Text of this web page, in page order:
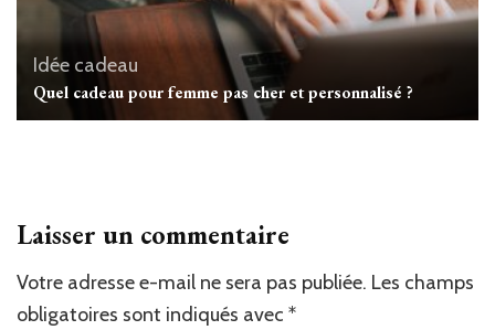
Idée cadeau
Quel cadeau pour femme pas cher et personnalisé ?
Laisser un commentaire
Votre adresse e-mail ne sera pas publiée. Les champs
obligatoires sont indiqués avec *